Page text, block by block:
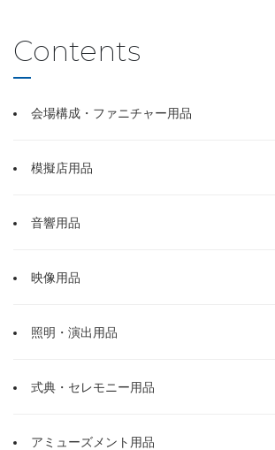
Contents
会場構成・ファニチャー用品
模擬店用品
音響用品
映像用品
照明・演出用品
式典・セレモニー用品
アミューズメント用品